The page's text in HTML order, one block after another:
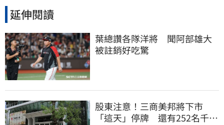
延伸閱讀
葉總讚各隊洋將　聞阿部雄大
被註銷好吃驚
股東注意！三商美邦將下市
「這天」停牌 還有252名千張